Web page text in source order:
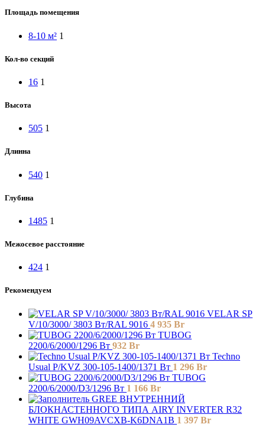
Площадь помещения
8-10 м² 1
Кол-во секций
16 1
Высота
505 1
Длинна
540 1
Глубина
1485 1
Межосевое расстояние
424 1
Рекомендуем
VELAR SP
V/10/3000/ 3803 Bт/RAL 9016 4 935 Br
TUBOG
2200/6/2000/1296 Вт 932 Br
Techno
Usual P/KVZ 300-105-1400/1371 Вт 1 296 Br
TUBOG
2200/6/2000/D3/1296 Вт 1 166 Br
GREE ВНУТРЕННИЙ
БЛОКНАСТЕННОГО ТИПА AIRY INVERTER R32
WHITE GWH09AVCXB-K6DNA1B 1 397 Br